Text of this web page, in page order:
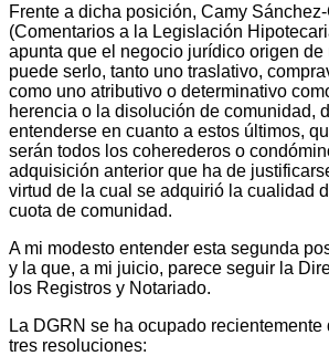
Frente a dicha posición, Camy
(Comentarios a la Legislación
apunta que el negocio jurídico origen
puede serlo, tanto uno traslativo,
como uno atributivo o determinativo
herencia o la disolución de comunidad,
entenderse en cuanto a estos últimos,
serán todos los coherederos o
adquisición anterior que ha de
virtud de la cual se adquirió la cualidad
cuota de comunidad.
A mi modesto entender esta segunda
y la que, a mi juicio, parece seguir la
los Registros y Notariado.
La DGRN se ha ocupado recientemente
tres resoluciones: